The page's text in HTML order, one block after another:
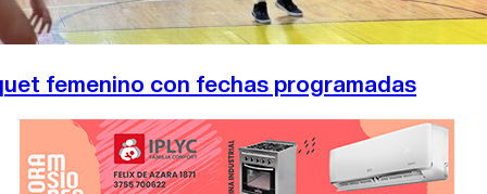
femenino con fechas programadas